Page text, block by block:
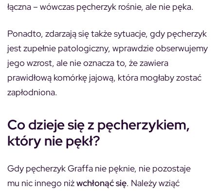
łączna – wówczas pęcherzyk rośnie, ale nie pęka.
Ponadto, zdarzają się także sytuacje, gdy pęcherzyk
jest zupełnie patologiczny, wprawdzie obserwujemy
jego wzrost, ale nie oznacza to, że zawiera
prawidłową komórkę jajową, która mogłaby zostać
zapłodniona.
Co dzieje się z pęcherzykiem,
który nie pękł?
Gdy pęcherzyk Graffa nie pęknie, nie pozostaje
mu nic innego niżwchłonąć się. Należy wziąć